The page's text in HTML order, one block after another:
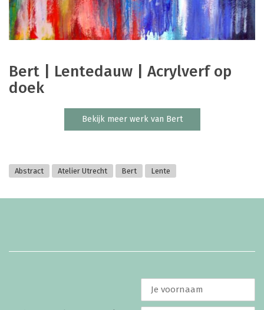
Bert | Lentedauw | Acrylverf op
doek
Bekijk meer werk van Bert
Abstract Atelier Utrecht Bert Lente